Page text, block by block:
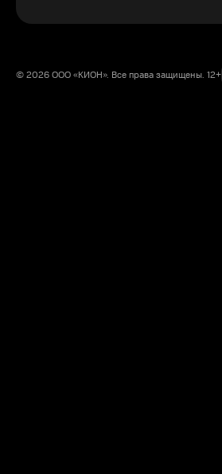
© 2026 ООО «КИОН». Все права защищены. 12+